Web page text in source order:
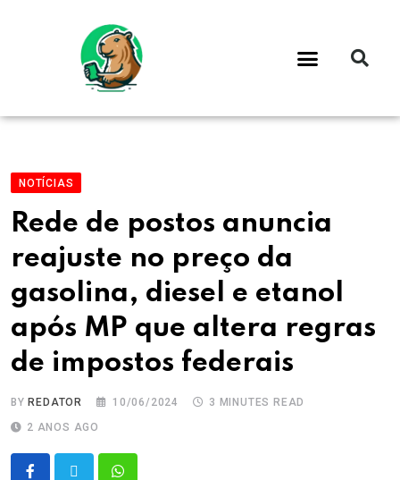
NOTÍCIAS
Rede de postos anuncia
reajuste no preço da
gasolina, diesel e etanol
após MP que altera regras
de impostos federais
BY REDATOR 10/06/2024
3 MINUTES READ
2 ANOS AGO